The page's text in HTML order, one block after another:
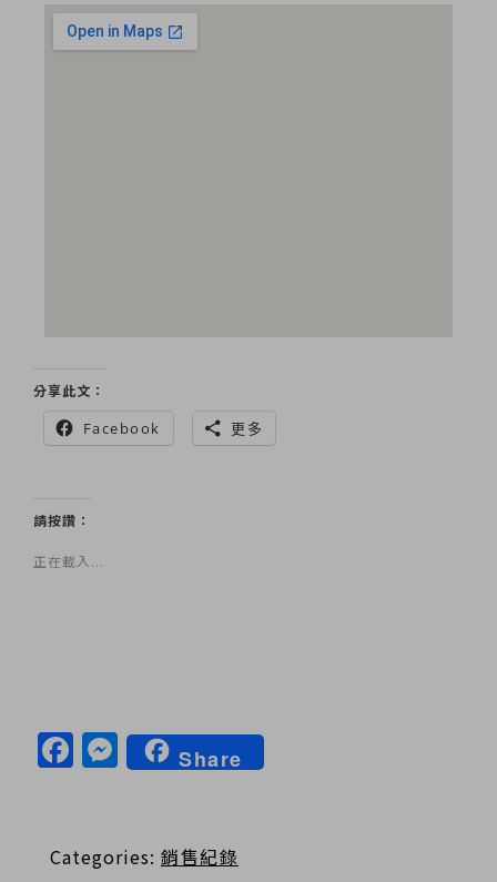
分享此文：
Facebook 更多
請按讚：
正在載入...
Facebook
Messenger
Share
Categories: 銷售紀錄